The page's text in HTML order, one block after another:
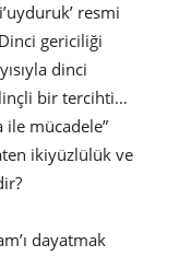
resmi
gericiliği
dinci
bir tercihti…
mücadele”
ikiyüzlülük ve
dayatmak